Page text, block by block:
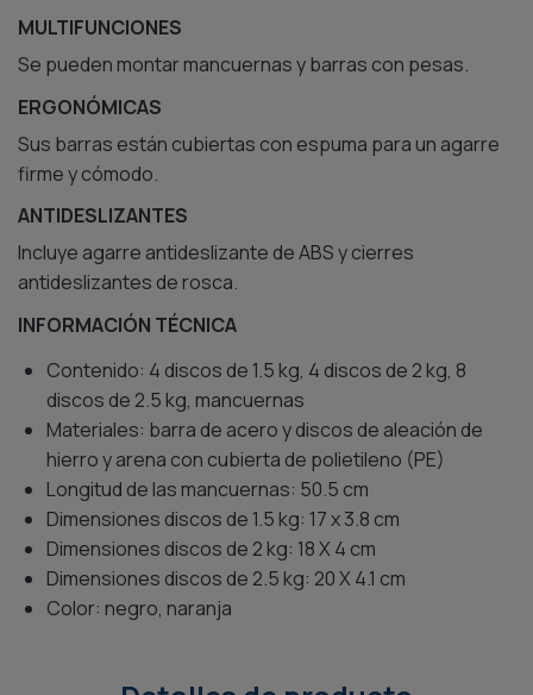
MULTIFUNCIONES
Se pueden montar mancuernas y barras con pesas.
ERGONÓMICAS
Sus barras están cubiertas con espuma para un agarre
firme y cómodo.
ANTIDESLIZANTES
Incluye agarre antideslizante de ABS y cierres
antideslizantes de rosca.
INFORMACIÓN TÉCNICA
Contenido: 4 discos de 1.5 kg, 4 discos de 2 kg, 8
discos de 2.5 kg, mancuernas
Materiales: barra de acero y discos de aleación de
hierro y arena con cubierta de polietileno (PE)
Longitud de las mancuernas: 50.5 cm
Dimensiones discos de 1.5 kg: 17 x 3.8 cm
Dimensiones discos de 2 kg: 18 X 4 cm
Dimensiones discos de 2.5 kg: 20 X 4.1 cm
Color: negro, naranja